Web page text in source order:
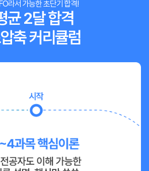
라서 가능한 초단기 합격!
균 2달 합격
축 커리큘럼